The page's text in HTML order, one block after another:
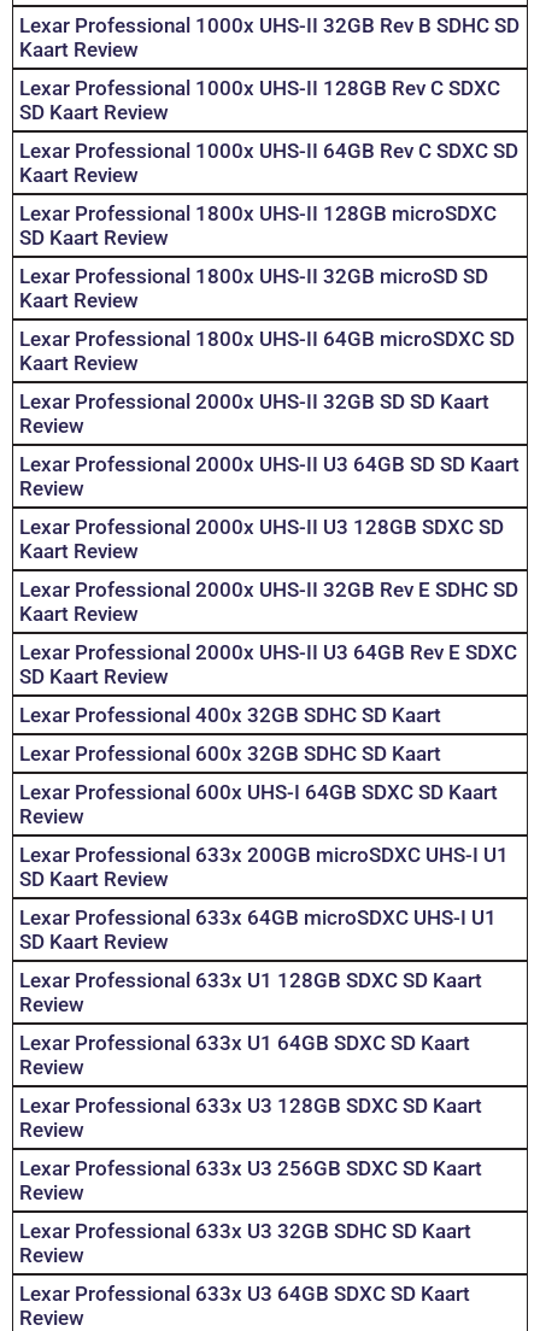
Lexar Professional 1000x UHS-II 32GB Rev B SDHC SD
Kaart Review
Lexar Professional 1000x UHS-II 128GB Rev C SDXC
SD Kaart Review
Lexar Professional 1000x UHS-II 64GB Rev C SDXC SD
Kaart Review
Lexar Professional 1800x UHS-II 128GB microSDXC
SD Kaart Review
Lexar Professional 1800x UHS-II 32GB microSD SD
Kaart Review
Lexar Professional 1800x UHS-II 64GB microSDXC SD
Kaart Review
Lexar Professional 2000x UHS-II 32GB SD SD Kaart
Review
Lexar Professional 2000x UHS-II U3 64GB SD SD Kaart
Review
Lexar Professional 2000x UHS-II U3 128GB SDXC SD
Kaart Review
Lexar Professional 2000x UHS-II 32GB Rev E SDHC SD
Kaart Review
Lexar Professional 2000x UHS-II U3 64GB Rev E SDXC
SD Kaart Review
Lexar Professional 400x 32GB SDHC SD Kaart
Lexar Professional 600x 32GB SDHC SD Kaart
Lexar Professional 600x UHS-I 64GB SDXC SD Kaart
Review
Lexar Professional 633x 200GB microSDXC UHS-I U1
SD Kaart Review
Lexar Professional 633x 64GB microSDXC UHS-I U1
SD Kaart Review
Lexar Professional 633x U1 128GB SDXC SD Kaart
Review
Lexar Professional 633x U1 64GB SDXC SD Kaart
Review
Lexar Professional 633x U3 128GB SDXC SD Kaart
Review
Lexar Professional 633x U3 256GB SDXC SD Kaart
Review
Lexar Professional 633x U3 32GB SDHC SD Kaart
Review
Lexar Professional 633x U3 64GB SDXC SD Kaart
Review